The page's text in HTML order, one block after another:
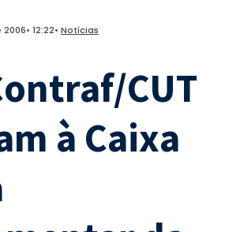
2006• 12:22• Notícias
CUT
à Caixa